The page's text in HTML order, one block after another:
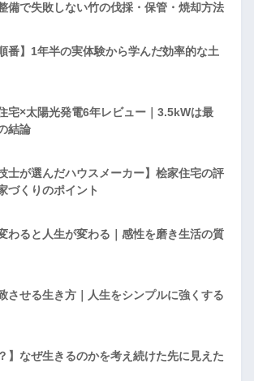
備で失敗しない竹の伐採・保管・焼却方法
番】1年半の実体験から学んだ効率的な土
宅×太陽光発電6年レビュー｜3.5kWは最
結論
士が選んだハウスメーカー】桧家住宅の評
づくりのポイント
わると人生が変わる｜感性を磨き生活の質
させる生き方｜人生をシンプルに強くする
】なぜ生きるのかを考え続けた先に見えた